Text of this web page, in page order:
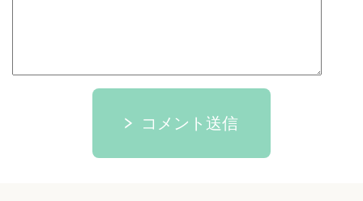
コメント送信